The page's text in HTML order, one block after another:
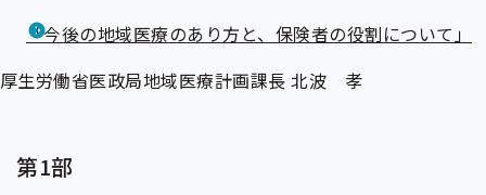
「今後の地域医療のあり方と、保険者の役割について」
厚生労働省医政局地域医療計画課長 北波 孝
第1部